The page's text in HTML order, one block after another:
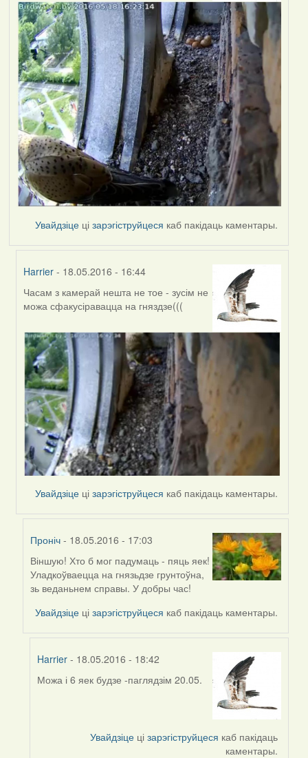
Увайдзіце цізарэгіструйцеся каб пакідаць каментары.
Harrier - 18.05.2016 - 16:44
In
reply
by
Harrier
Часам з камерай нешта не тое - зусім не
можа сфакусіравацца на гняздзе(((
Увайдзіце цізарэгіструйцеся каб пакідаць каментары.
Проніч - 18.05.2016 - 17:03
In
reply
to
by
Harrier
Віншую! Хто б мог падумаць - пяць яек!
Уладкоўваецца на гнязьдзе грунтоўна,
зь веданьнем справы. У добры час!
Увайдзіце цізарэгіструйцеся каб пакідаць каментары.
Harrier- 18.05.2016 - 18:42
In
Можа і 6 яек будзе -паглядзім 20.05.
Увайдзіце цізарэгіструйцеся каб пакідаць
каментары.